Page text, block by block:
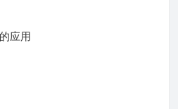
应用